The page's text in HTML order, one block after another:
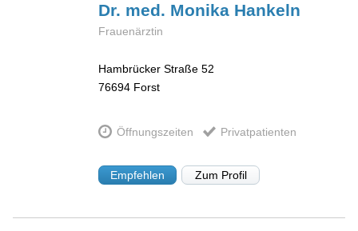
Dr. med. Monika Hankeln
Frauenärztin
Hambrücker Straße 52
76694 Forst
Öffnungszeiten Privatpatienten
Empfehlen Zum Profil